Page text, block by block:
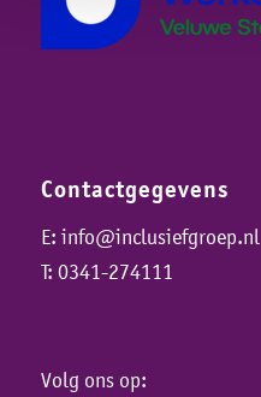
Contactgegevens
E: info@inclusiefgroep.nl
T: 0341-274111
Volg ons op: